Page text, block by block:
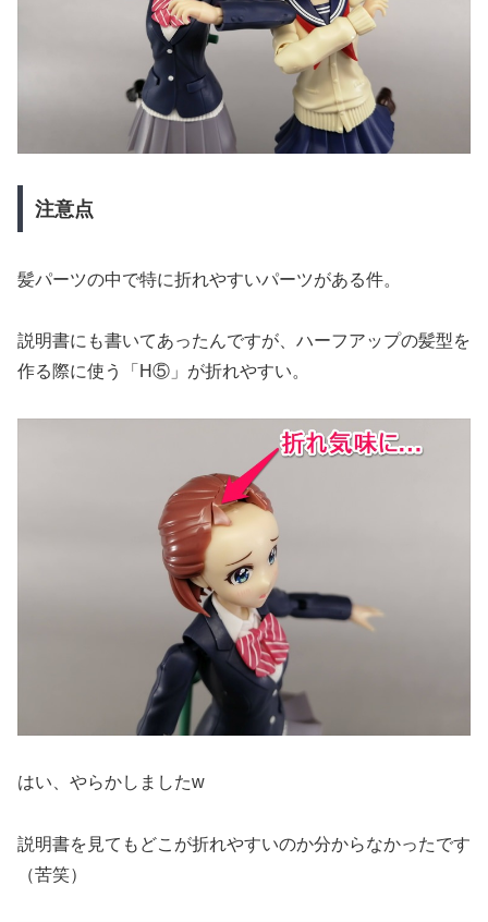
注意点
髪パーツの中で特に折れやすいパーツがある件。
説明書にも書いてあったんですが、ハーフアップの髪型を
作る際に使う「H⑤」が折れやすい。
はい、やらかしましたw
説明書を見てもどこが折れやすいのか分からなかったです
（苦笑）